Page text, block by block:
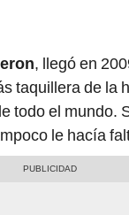
, llegó en
taquillera de la
todo el mundo.
le hacía